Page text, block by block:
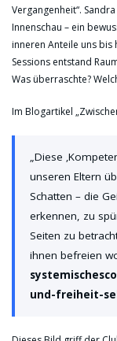
Vergangenheit“.
Innenschau – ein
inneren Anteile uns bis
Sessions entstand
Was überraschte?
Im Blogartikel
„Diese
unseren Eltern
Schatten – die
erkennen, zu
Seiten zu
ihnen befreien
und-freiheit-